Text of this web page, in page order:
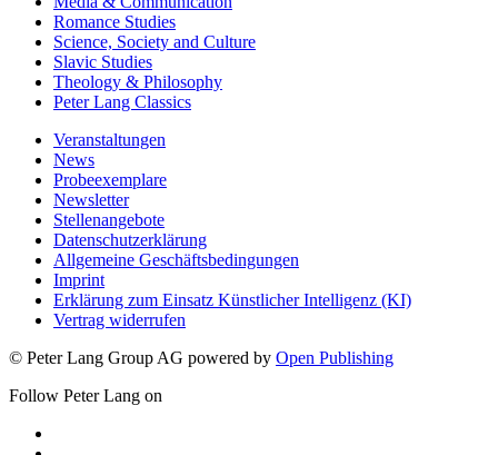
Romance Studies
Science, Society and Culture
Slavic Studies
Theology & Philosophy
Peter Lang Classics
Veranstaltungen
News
Probeexemplare
Newsletter
Stellenangebote
Datenschutzerklärung
Allgemeine Geschäftsbedingungen
Imprint
Erklärung zum Einsatz Künstlicher Intelligenz (KI)
Vertrag widerrufen
© Peter Lang Group AG powered by Open Publishing
Follow Peter Lang on